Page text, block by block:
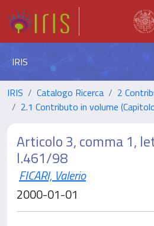
IRIS
IRIS Catalogo Ricerca
2
2.1 Contributo in volume
Articolo 3, comma 1,
l.461/98
FICARI, Valerio
2000-01-01